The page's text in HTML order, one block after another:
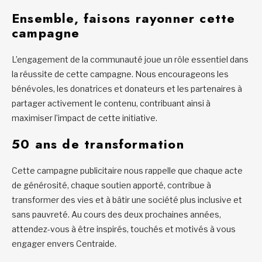
Ensemble, faisons rayonner cette
campagne
L’engagement de la communauté joue un rôle essentiel dans
la réussite de cette campagne. Nous encourageons les
bénévoles, les donatrices et donateurs et les partenaires à
partager activement le contenu, contribuant ainsi à
maximiser l’impact de cette initiative.
50 ans de transformation
Cette campagne publicitaire nous rappelle que chaque acte
de générosité, chaque soutien apporté, contribue à
transformer des vies et à bâtir une société plus inclusive et
sans pauvreté. Au cours des deux prochaines années,
attendez-vous à être inspirés, touchés et motivés à vous
engager envers Centraide.